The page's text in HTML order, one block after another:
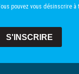
pouvez vous désinscrire
S'INSCRIRE